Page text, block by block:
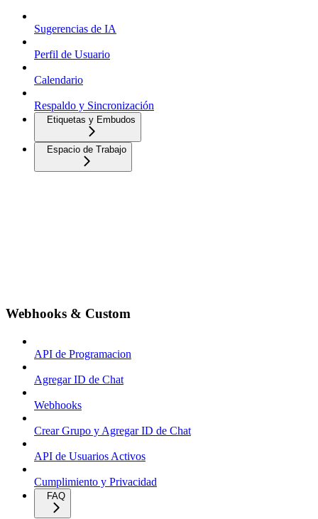
Sugerencias de IA
Perfil de Usuario
Calendario
Respaldo y Sincronización
Etiquetas y Embudos
Espacio de Trabajo
Webhooks & Custom
API de Programacion
Agregar ID de Chat
Webhooks
Crear Grupo y Agregar ID de Chat
API de Usuarios Activos
Cumplimiento y Privacidad
FAQ